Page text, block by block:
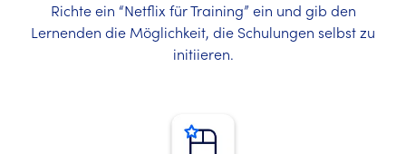
Richte ein “Netflix für Training” ein und gib den
Lernenden die Möglichkeit, die Schulungen selbst zu
initiieren.